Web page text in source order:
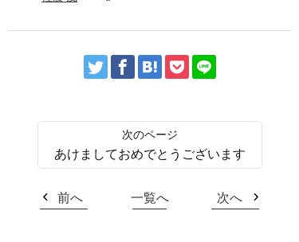
あけましておめでとうございます
前へ 一覧へ 次へ